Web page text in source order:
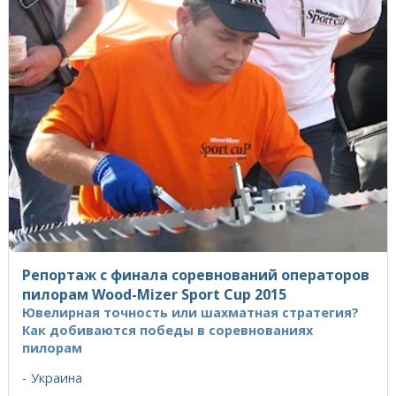
Репортаж с финала соревнований операторов
пилорам Wood-Mizer Sport Cup 2015
Ювелирная точность или шахматная стратегия?
Как добиваются победы в соревнованиях
пилорам
Украина